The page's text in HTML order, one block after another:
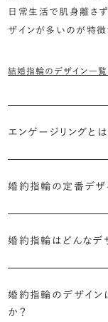
日常生活で肌身離さ
ザインが多いのが特徴
結婚指輪のデザイン一覧
エンゲージリングと
リング」は婚約指輪の
Ring（エンゲージメン
婚約指輪の定番デザ
リリアンスプラスでも
婚約指輪はどんなデ
に留めた王道のデザイ
婚約指輪のデザイン
か？